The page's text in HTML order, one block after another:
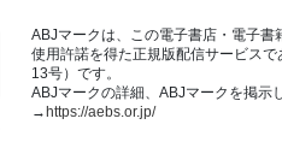
ABJマークは、この電子書店・電子
使用許諾を得た正規版配信サービス
13号）です。
ABJマークの詳細、ABJマークを掲示
→https://aebs.or.jp/